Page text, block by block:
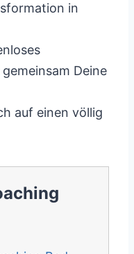
in
Deine
auf einen völlig